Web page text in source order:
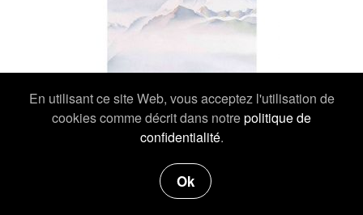
En utilisant ce site Web, vous acceptez l'utilisation de
cookies comme décrit dans notrepolitique de
confidentialité.
Ok